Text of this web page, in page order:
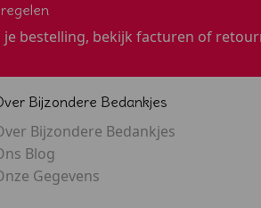
je bestelling, bekijk facturen of
Bijzondere Bedankjes
Bijzondere Bedankjes
Blog
Gegevens